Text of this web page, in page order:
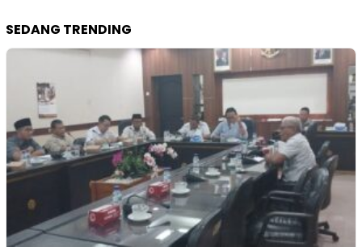
SEDANG TRENDING